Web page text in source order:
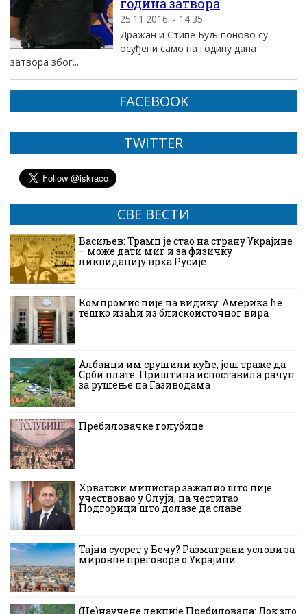
година затвора
25.11.2016. - 14:35
Дражан и Стипе Буљ поново су
осуђени само на годину дана
затвора због...
FACEBOOK
TWITTER
СВЕ ВЕСТИ
Васиљев: Трамп је стао на страну Украјине
– може дати миг и за физичку
ликвидацију врха Русије
Компромис није на видику: Америка ће
тешко изаћи из блискоисточног вира
Албанци им срушили куће, још траже да
Срби плате: Приштина испоставила рачун
за рушење на Газиводама
Пребиловачке голубице
Хрватски министар зажалио што није
учествовао у Олуји, па честитао
Подгорици што долазе да славе
Тајни сусрет у Бечу? Разматрани услови за
мировне преговоре о Украјини
(Не)научене лекције Пребиловаца: Док зло